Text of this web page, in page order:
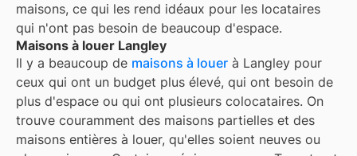
maisons, ce qui les rend idéaux pour les locataires
qui n'ont pas besoin de beaucoup d'espace.
Maisons à louer Langley
Il y a beaucoup de maisons à louer à Langley pour
ceux qui ont un budget plus élevé, qui ont besoin de
plus d'espace ou qui ont plusieurs colocataires. On
trouve couramment des maisons partielles et des
maisons entières à louer, qu'elles soient neuves ou